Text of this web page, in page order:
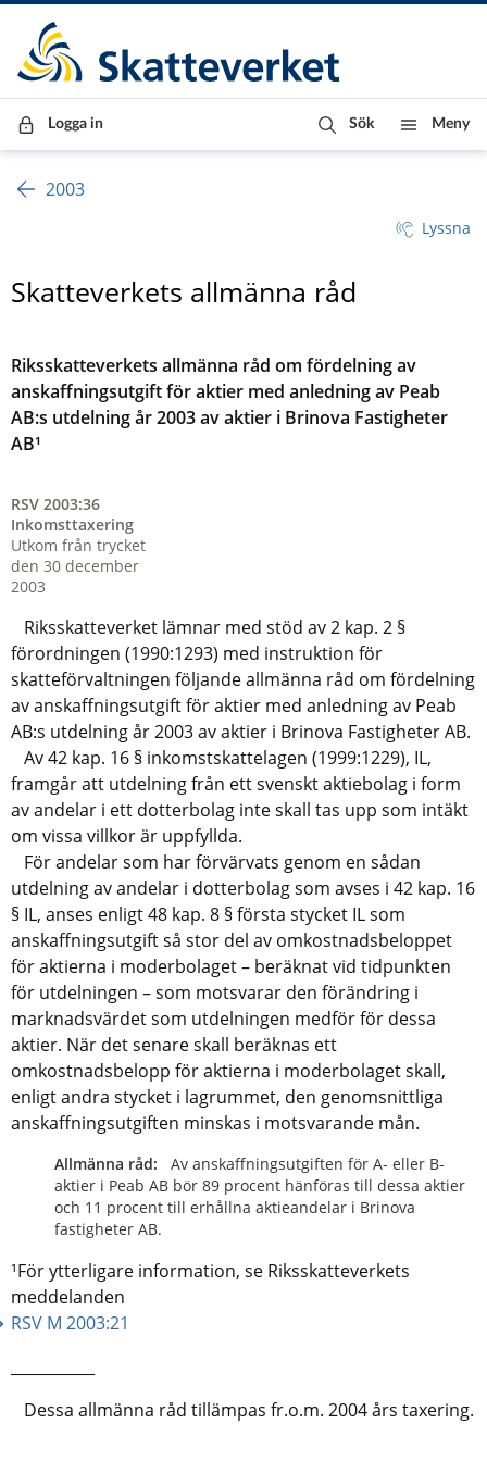
Till innehåll
Till navigationen
Till chattrobot
Logga in Sök Meny
2003
Lyssna
Skatteverkets allmänna råd
Riksskatteverkets allmänna råd om fördelning av
anskaffningsutgift för aktier med anledning av Peab
AB:s utdelning år 2003 av aktier i Brinova Fastigheter
AB¹
RSV 2003:36
Inkomsttaxering
Utkom från trycket
den 30 december
2003
Riksskatteverket lämnar med stöd av 2 kap. 2 §
förordningen (1990:1293) med instruktion för
skatteförvaltningen följande allmänna råd om fördelning
av anskaffningsutgift för aktier med anledning av Peab
AB:s utdelning år 2003 av aktier i Brinova Fastigheter AB.
Av 42 kap. 16 § inkomstskattelagen (1999:1229), IL,
framgår att utdelning från ett svenskt aktiebolag i form
av andelar i ett dotterbolag inte skall tas upp som intäkt
om vissa villkor är uppfyllda.
För andelar som har förvärvats genom en sådan
utdelning av andelar i dotterbolag som avses i 42 kap. 16
§ IL, anses enligt 48 kap. 8 § första stycket IL som
anskaffningsutgift så stor del av omkostnadsbeloppet
för aktierna i moderbolaget – beräknat vid tidpunkten
för utdelningen – som motsvarar den förändring i
marknadsvärdet som utdelningen medför för dessa
aktier. När det senare skall beräknas ett
omkostnadsbelopp för aktierna i moderbolaget skall,
enligt andra stycket i lagrummet, den genomsnittliga
anskaffningsutgiften minskas i motsvarande mån.
Allmänna råd: Av anskaffningsutgiften för A- eller B-
aktier i Peab AB bör 89 procent hänföras till dessa aktier
och 11 procent till erhållna aktieandelar i Brinova
fastigheter AB.
¹För ytterligare information, se Riksskatteverkets
meddelanden
RSV M 2003:21
Dessa allmänna råd tillämpas fr.o.m. 2004 års taxering.